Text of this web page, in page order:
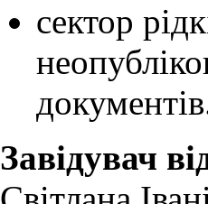
сектор
Завідувач